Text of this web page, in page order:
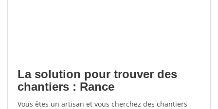
La solution pour trouver des
chantiers : Rance
Vous êtes un artisan et vous cherchez des chantiers